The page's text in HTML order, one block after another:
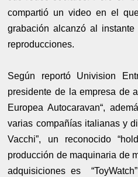
compartió un video en el
grabación alcanzó al
reproducciones.
Según reportó Univision
presidente de la empresa de
Europea Autocaravan“,
varias compañías italianas y
Vacchi”, un reconocido
producción de maquinaria de
adquisiciones es